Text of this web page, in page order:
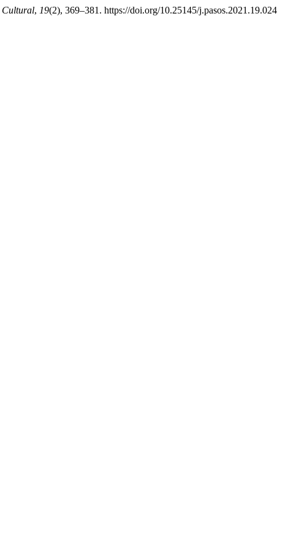
Cultural, 19(2), 369–381. https://doi.org/10.25145/j.pasos.2021.19.024